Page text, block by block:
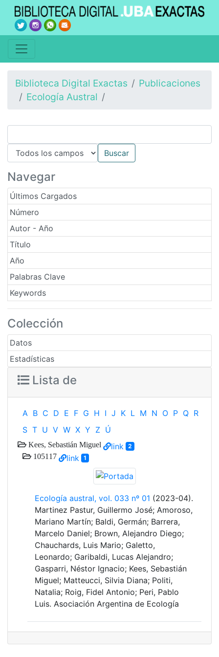
Biblioteca Digital Exactas
Publicaciones
Ecología Austral
Navegar
Últimos Cargados
Número
Autor - Año
Título
Año
Palabras Clave
Keywords
Colección
Datos
Estadísticas
Lista de
A B C D E F G H I J K L M N O P Q R
S T U V W X Y Z Ú
Kees, Sebastián Miguel link 2
105117 link 1
Ecología austral, vol. 033 nº 01 (2023-04).
Martinez Pastur, Guillermo José; Amoroso,
Mariano Martín; Baldi, Germán; Barrera,
Marcelo Daniel; Brown, Alejandro Diego;
Chauchards, Luis Mario; Galetto,
Leonardo; Garibaldi, Lucas Alejandro;
Gasparri, Néstor Ignacio; Kees, Sebastián
Miguel; Matteucci, Silvia Diana; Politi,
Natalia; Roig, Fidel Antonio; Peri, Pablo
Luis. Asociación Argentina de Ecología